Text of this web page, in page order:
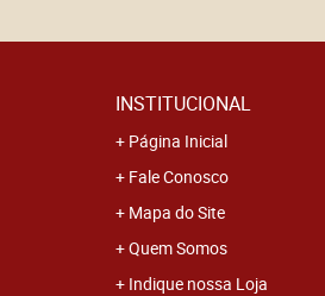
INSTITUCIONAL
Página Inicial
Fale Conosco
Mapa do Site
Quem Somos
Indique nossa Loja